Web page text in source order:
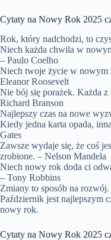
Cytaty na Nowy Rok 2025
Rok, który nadchodzi, to
Niech każda chwila w
– Paulo Coelho
Niech twoje życie w nowym
Eleanor Roosevelt
Nie bój się porażek. Każda
Richard Branson
Najlepszy czas na nowe
Kiedy jedna karta opada,
Gates
Zawsze wydaje się, że coś
zrobione. – Nelson Mandela
Niech nowy rok doda ci
– Tony Robbins
Zmiany to sposób na
Październik jest najlepszym
nowy rok.
Cytaty na Nowy Rok 2025